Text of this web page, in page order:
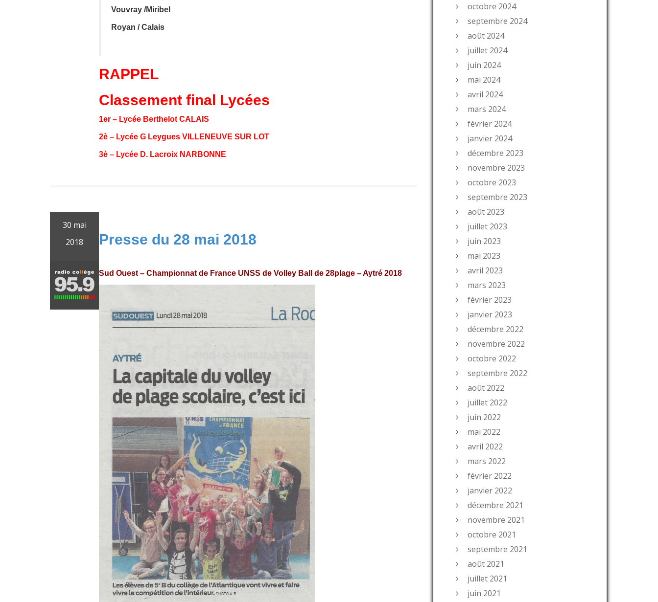
Vouvray /Miribel
Royan / Calais
RAPPEL
Classement final Lycées
1er – Lycée Berthelot CALAIS
2è – Lycée G Leygues VILLENEUVE SUR LOT
3è – Lycée D. Lacroix NARBONNE
30 mai
2018
Presse du 28 mai 2018
Sud Ouest – Championnat de France UNSS de Volley Ball de 28plage – Aytré 2018
octobre 2024
septembre 2024
août 2024
juillet 2024
juin 2024
mai 2024
avril 2024
mars 2024
février 2024
janvier 2024
décembre 2023
novembre 2023
octobre 2023
septembre 2023
août 2023
juillet 2023
juin 2023
mai 2023
avril 2023
mars 2023
février 2023
janvier 2023
décembre 2022
novembre 2022
octobre 2022
septembre 2022
août 2022
juillet 2022
juin 2022
mai 2022
avril 2022
mars 2022
février 2022
janvier 2022
décembre 2021
novembre 2021
octobre 2021
septembre 2021
août 2021
juillet 2021
juin 2021